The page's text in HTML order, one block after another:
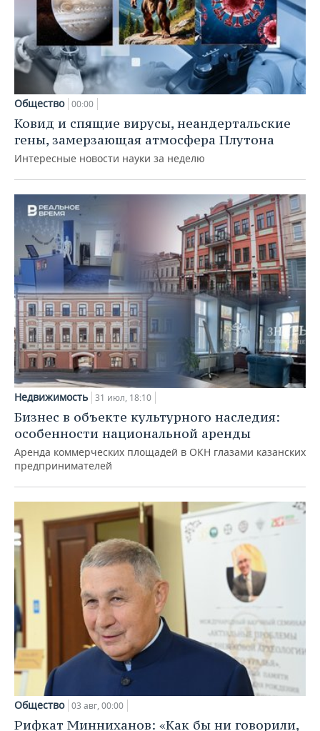
Общество 00:00
Ковид и спящие вирусы, неандертальские
гены, замерзающая атмосфера Плутона
Интересные новости науки за неделю
Недвижимость 31 июл, 18:10
Бизнес в объекте культурного наследия:
особенности национальной аренды
Аренда коммерческих площадей в ОКН глазами казанских
предпринимателей
Общество 03 авг, 00:00
Рифкат Минниханов: «Как бы ни говорили,